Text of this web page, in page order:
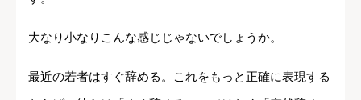
大なり小なりこんな感じじゃないでしょうか。
最近の若者はすぐ辞める。これをもっと正確に表現する